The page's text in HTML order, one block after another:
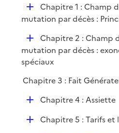
r
p
l
i
e
r
D
é
i
e
Chapitre 1 : Champ
mutation par décès :
D
é
p
i
Chapitre 2 : Champ
mutation par décès :
spéciaux
Chapitre 3 : Fait
DChapitre 4 : Assiette
DChapitre 5 : Tarifs